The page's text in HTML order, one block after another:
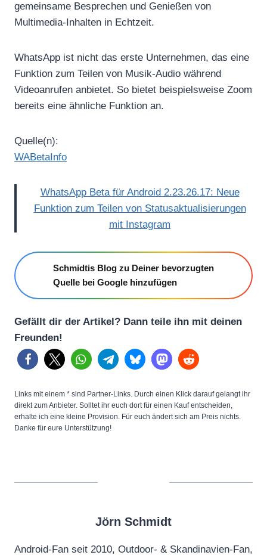
gemeinsame Besprechen und Genießen von
Multimedia-Inhalten in Echtzeit.
WhatsApp ist nicht das erste Unternehmen, das eine
Funktion zum Teilen von Musik-Audio während
Videoanrufen anbietet. So bietet beispielsweise Zoom
bereits eine ähnliche Funktion an.
Quelle(n):
WABetaInfo
WhatsApp Beta für Android 2.23.26.17: Neue
Funktion zum Teilen von Statusaktualisierungen
mit Instagram
Schmidtis Blog zu Deiner bevorzugten
Quelle bei Google hinzufügen
Gefällt dir der Artikel? Dann teile ihn mit deinen
Freunden!
Links mit einem * sind Partner-Links. Durch einen Klick darauf gelangt ihr
direkt zum Anbieter. Solltet ihr euch dort für einen Kauf entscheiden,
erhalte ich eine kleine Provision. Für euch ändert sich am Preis nichts.
Danke für eure Unterstützung!
Jörn Schmidt
Android-Fan seit 2010, Outdoor- & Skandinavien-Fan,